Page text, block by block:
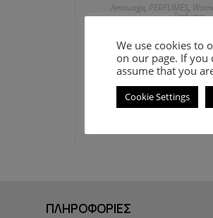
Amouage, PERFUMES,
Perfumes
women
8.00€ –
Select
ΠΛΗΡΟΦΟΡΙΕΣ
We use cookies to
on our page. If you
assume that you
Cookie Settings